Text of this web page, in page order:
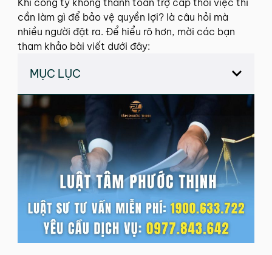
cần làm gì để bảo vệ quyền lợi? là câu hỏi mà
nhiều người đặt ra. Để hiểu rõ hơn, mời các bạn
tham khảo bài viết dưới đây:
MỤC LỤC